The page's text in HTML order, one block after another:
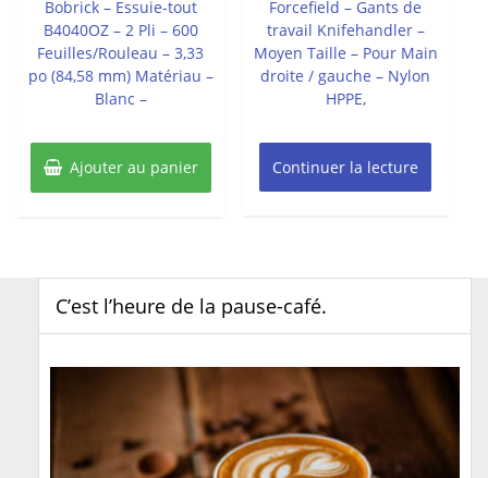
Bobrick – Essuie-tout
B4040OZ – 2 Pli – 600
Feuilles/Rouleau – 3,33
po (84,58 mm) Matériau –
Blanc –
Ajouter au panier
Forcefield – Gants de
travail Knifehandler –
Moyen Taille – Pour Main
droite / gauche – Nylon
HPPE,
Continuer la lecture
C’est l’heure de la pause-café.